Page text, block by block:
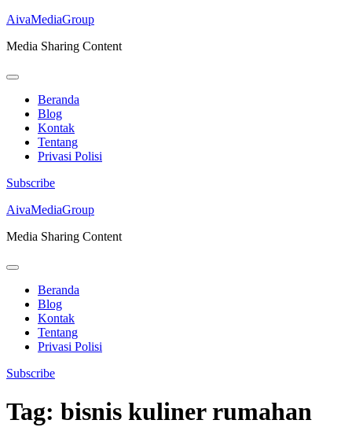
AivaMediaGroup
Media Sharing Content
Beranda
Blog
Kontak
Tentang
Privasi Polisi
Subscribe
Lompat
konten
Enter)
AivaMediaGroup
Media Sharing Content
Beranda
Blog
Kontak
Tentang
Privasi Polisi
Subscribe
Tag: bisnis kuliner rumahan